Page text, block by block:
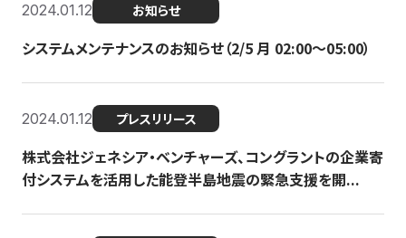
2024.01.12 お知らせ
システムメンテナンスのお知らせ（2/5 月 02:00〜05:00）
2024.01.12 プレスリリース
株式会社ジェネシア・ベンチャーズ、コングラントの企業寄
付システムを活用した能登半島地震の緊急支援を開...